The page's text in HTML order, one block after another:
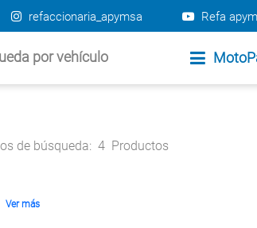
refaccionaria_apymsa Refa
por vehículo
de búsqueda: 4 Productos
Ver más